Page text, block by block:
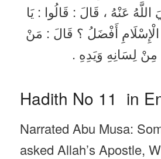
عَنْهُ ، قَالَ : قَالُوا : يَا
أَفْضَلُ ؟ قَالَ : مَنْ
لِسَانِهِ وَيَدِهِ .
Hadith No 11 in
Narrated Abu Musa:
asked Allah’s Apostle,